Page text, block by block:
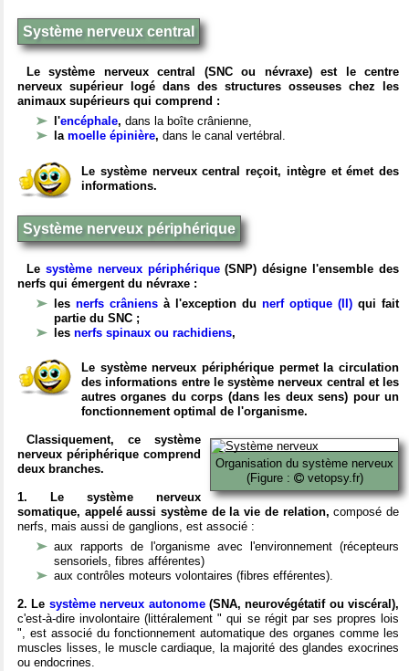
Système nerveux central
Le système nerveux central (SNC ou névraxe) est le centre
nerveux supérieur logé dans des structures osseuses chez les
animaux supérieurs qui comprend :
l'encéphale, dans la boîte crânienne,
la moelle épinière, dans le canal vertébral.
Le système nerveux central reçoit, intègre et émet des
informations.
Système nerveux périphérique
Le système nerveux périphérique(SNP) désigne l'ensemble des
nerfs qui émergent du névraxe :
les nerfs crâniens à l'exception du nerf optique (II) qui fait
partie du SNC ;
les nerfs spinaux ou rachidiens,
Le système nerveux périphérique permet la circulation
des informations entre le système nerveux central et les
autres organes du corps (dans les deux sens) pour un
fonctionnement optimal de l'organisme.
Organisation du système nerveux
(Figure :
vetopsy.fr)
Classiquement, ce système
nerveux périphérique comprend
deux branches.
1. Le système nerveux
somatique, appelé aussi système de la vie de relation, composé de
nerfs, mais aussi de ganglions, est associé :
aux rapports de l'organisme avec l'environnement (récepteurs
sensoriels, fibres afférentes)
aux contrôles moteurs volontaires (fibres efférentes).
2. Le système nerveux autonome(SNA, neurovégétatif ou viscéral),
c'est-à-dire involontaire (littéralement " qui se régit par ses propres lois
", est associé du fonctionnement automatique des organes comme les
muscles lisses, le muscle cardiaque, la majorité des glandes exocrines
ou endocrines.